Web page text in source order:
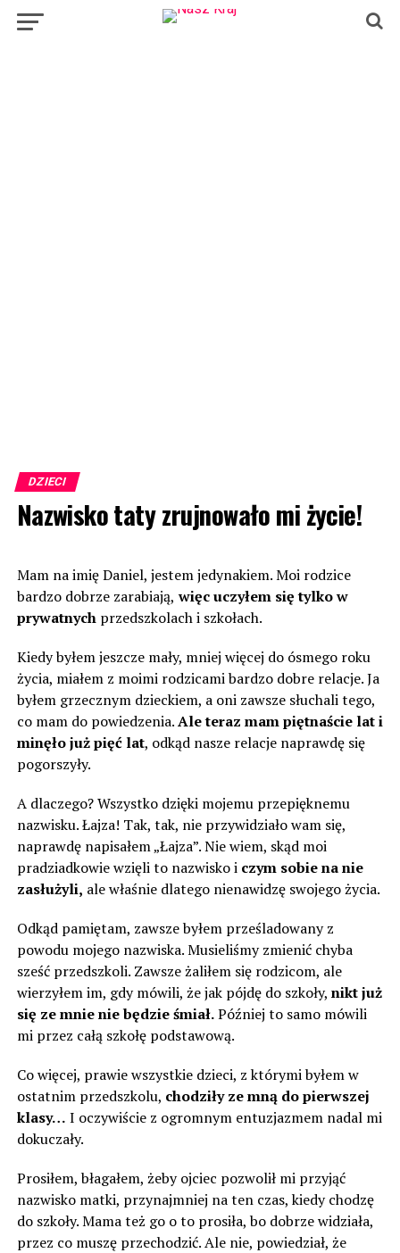
DZIECI
Nazwisko taty zrujnowało mi życie!
Mam na imię Daniel, jestem jedynakiem. Moi rodzice
bardzo dobrze zarabiają, więc uczyłem się tylko w
prywatnychprzedszkolach i szkołach.
Kiedy byłem jeszcze mały, mniej więcej do ósmego roku
życia, miałem z moimi rodzicami bardzo dobre relacje. Ja
byłem grzecznym dzieckiem, a oni zawsze słuchali tego,
co mam do powiedzenia.Ale teraz mam piętnaście lat i
minęło już pięć lat, odkąd nasze relacje naprawdę się
pogorszyły.
A dlaczego? Wszystko dzięki mojemu przepięknemu
nazwisku. Łajza! Tak, tak, nie przywidziało wam się,
naprawdę napisałem „Łajza”. Nie wiem, skąd moi
pradziadkowie wzięli to nazwisko iczym sobie na nie
zasłużyli, ale właśnie dlatego nienawidzę swojego życia.
Odkąd pamiętam, zawsze byłem prześladowany z
powodu mojego nazwiska. Musieliśmy zmienić chyba
sześć przedszkoli. Zawsze żaliłem się rodzicom, ale
wierzyłem im, gdy mówili, że jak pójdę do szkoły, nikt już
się ze mnie nie będzie śmiał.Później to samo mówili
mi przez całą szkołę podstawową.
Co więcej, prawie wszystkie dzieci, z którymi byłem w
ostatnim przedszkolu, chodziły ze mną do pierwszej
klasy… I oczywiście z ogromnym entuzjazmem nadal mi
dokuczały.
Prosiłem, błagałem, żeby ojciec pozwolił mi przyjąć
nazwisko matki, przynajmniej na ten czas, kiedy chodzę
do szkoły. Mama też go o to prosiła, bo dobrze widziała,
przez co muszę przechodzić. Ale nie, powiedział, że